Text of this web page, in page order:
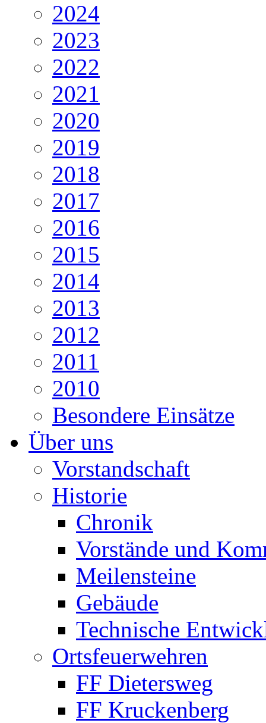
2024
2023
2022
2021
2020
2019
2018
2017
2016
2015
2014
2013
2012
2011
2010
Besondere Einsätze
Über uns
Vorstandschaft
Historie
Chronik
Vorstände und
Meilensteine
Gebäude
Technische
Ortsfeuerwehren
FF Dietersweg
FF Kruckenberg